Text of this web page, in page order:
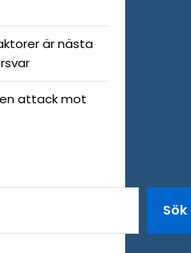
är nästa
attack mot
Sök